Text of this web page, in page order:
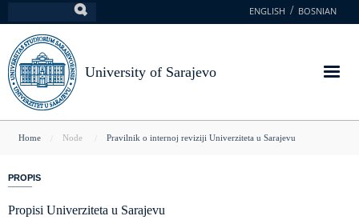
to
main
content
ENGLISH BOSNIAN
University of Sarajevo
You
here
Home Node Pravilnik o internoj reviziji Univerziteta u Sarajevu
PROPIS
Propisi Univerziteta u Sarajevu